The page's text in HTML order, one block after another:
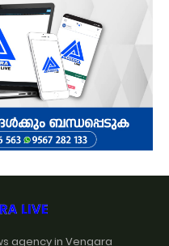
agency in Vengara